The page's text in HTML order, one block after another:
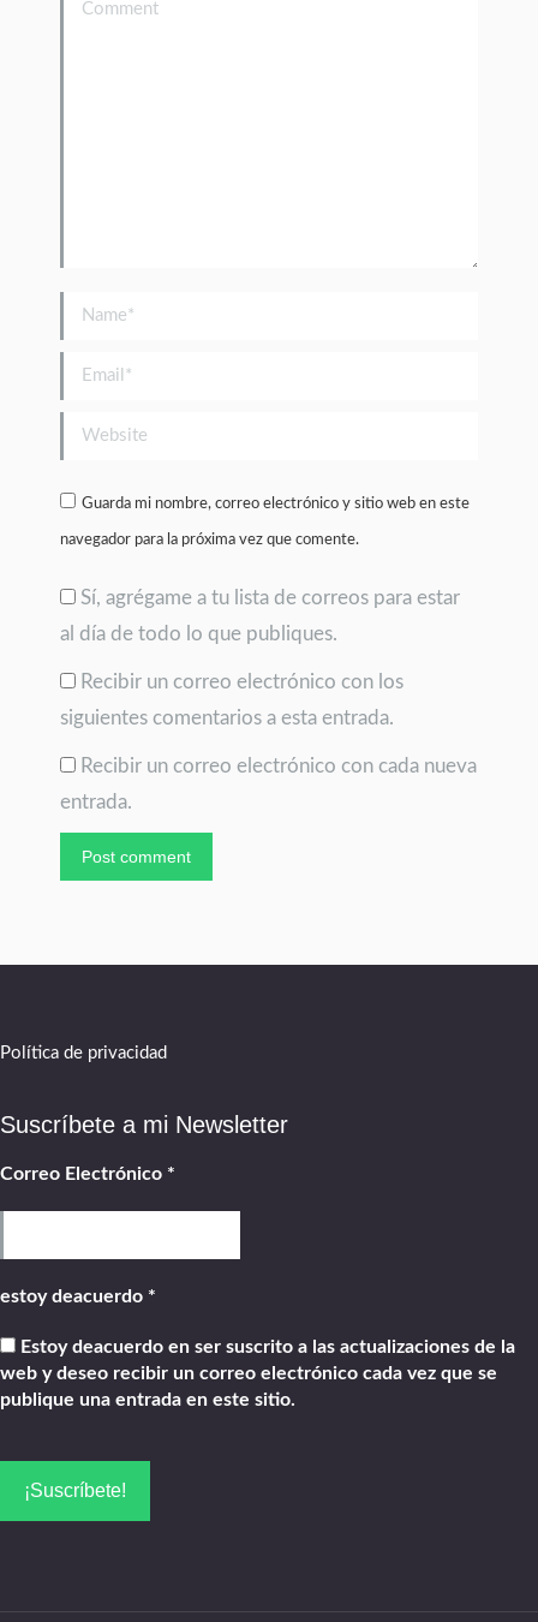
Comment
Name *
Email *
Website
Guarda mi nombre, correo electrónico y sitio web en este
navegador para la próxima vez que comente.
Sí, agrégame a tu lista de correos para estar
al día de todo lo que publiques.
Recibir un correo electrónico con los
siguientes comentarios a esta entrada.
Recibir un correo electrónico con cada nueva
entrada.
Post comment
Política de privacidad
Suscríbete a mi Newsletter
Correo Electrónico *
estoy deacuerdo *
Estoy deacuerdo en ser suscrito a las actualizaciones de la
web y deseo recibir un correo electrónico cada vez que se
publique una entrada en este sitio.